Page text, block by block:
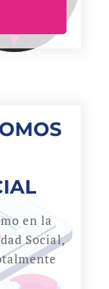
en la
Social,